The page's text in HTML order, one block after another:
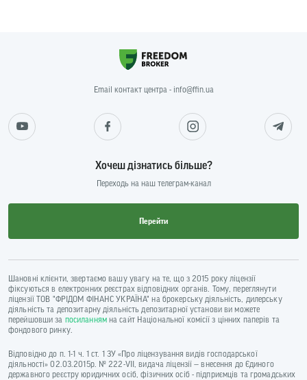
Email контакт центра - info@ffin.ua
Хочеш дізнатись більше?
Переходь на наш телеграм-канал
Перейти
Шановні клієнти, звертаємо вашу увагу на те, що з 2015 року ліцензії
фіксуються в електронних реєстрах відповідних органів. Тому, переглянути
ліцензії ТОВ "ФРІДОМ ФІНАНС УКРАЇНА" на брокерську діяльність, дилерську
діяльність та депозитарну діяльність депозитарної установи ви можете
перейшовши за посиланнямна сайт Національної комісії з цінних паперів та
фондового ринку.
Відповідно до п. 1-1 ч. 1 ст. 1 ЗУ «Про ліцензування видів господарської
діяльності» 02.03.2015р. № 222-VII, видача ліцензії — внесення до Єдиного
державного реєстру юридичних осіб, фізичних осіб - підприємців та громадських